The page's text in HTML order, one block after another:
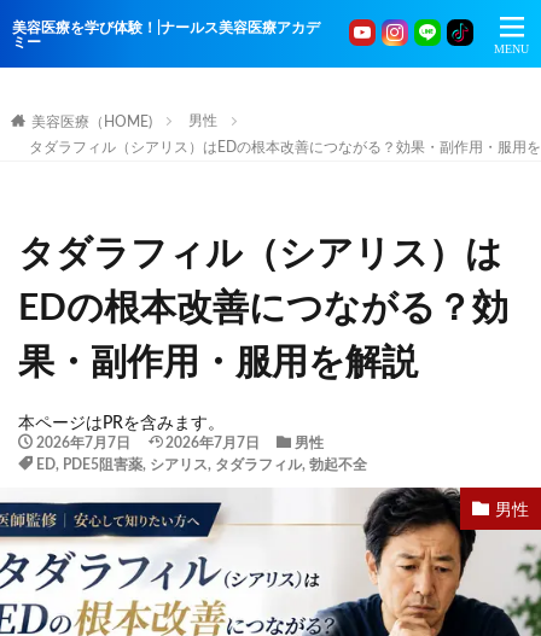
美容医療を学び体験！|ナールス美容医療アカデ
ミー
美容医療（HOME)
男性
タダラフィル（シアリス）はEDの根本改善につながる？効果・副作用・服用
タダラフィル（シアリス）は
EDの根本改善につながる？効
果・副作用・服用を解説
本ページはPRを含みます。
2026年7月7日 2026年7月7日
男性
ED, PDE5阻害薬, シアリス, タダラフィル, 勃起不全
男性